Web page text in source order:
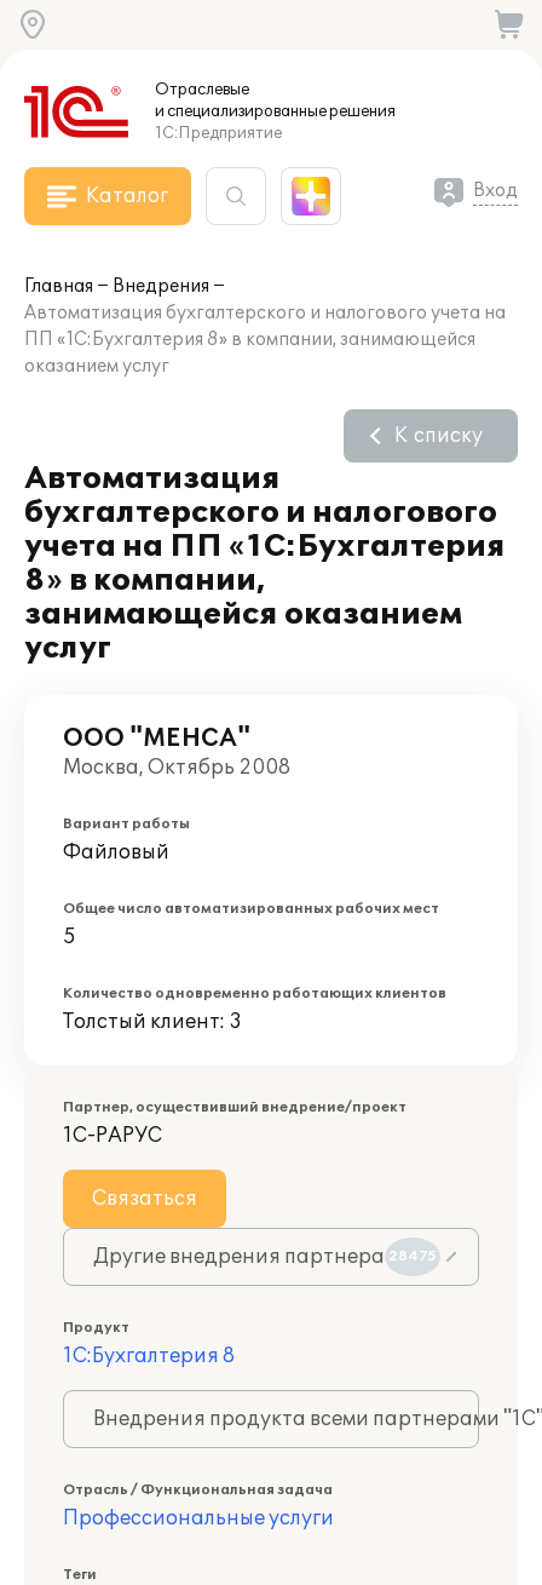
Отраслевые
и специализированныерешения
1С:Предприятие
Каталог Вход
Главная
Внедрения
Автоматизация бухгалтерского и налогового учета на
ПП «1С:Бухгалтерия 8» в компании, занимающейся
оказанием услуг
Автоматизация
бухгалтерского и налогового
учета на ПП «1С:Бухгалтерия
8» в компании,
занимающейся оказанием
услуг
К списку
ООО "МЕНСА"
Москва, Октябрь 2008
Вариант работы
Файловый
Общее число автоматизированных рабочих мест
5
Количество одновременно работающих клиентов
Толстый клиент: 3
Партнер, осуществивший внедрение/проект
1С-РАРУС
Связаться
Другие внедрения партнера 28475
Продукт
1С:Бухгалтерия 8
Внедрения продукта всеми партнерами
Отрасль / Функциональная задача
Профессиональные услуги
Теги